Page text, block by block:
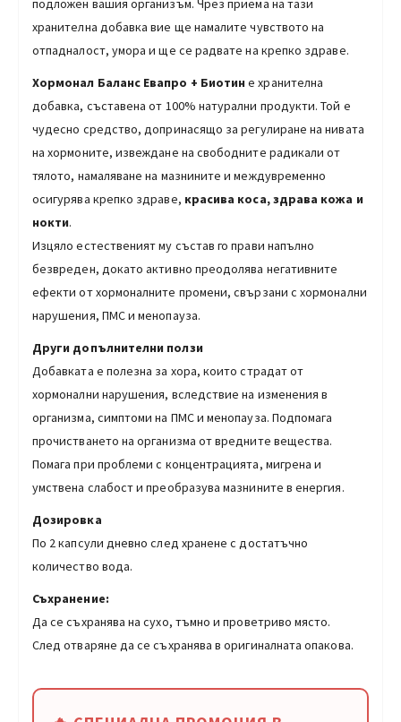
подложен вашия организъм. Чрез приема на тази
хранителна добавка вие ще намалите чувството на
отпадналост, умора и ще се радвате на крепко здраве.
Хормонал Баланс Евапро + Биотин е хранителна
добавка, съставена от 100% натурални продукти. Той е
чудесно средство, допринасящо за регулиране на нивата
на хормоните, извеждане на свободните радикали от
тялото, намаляване на мазнините и междувременно
осигурява крепко здраве, красива коса, здрава кожа и
нокти.
Изцяло естественият му състав го прави напълно
безвреден, докато активно преодолява негативните
ефекти от хормоналните промени, свързани с хормонални
нарушения, ПМС и менопауза.
Други допълнителни ползи
Добавката е полезна за хора, които страдат от
хормонални нарушения, вследствие на изменения в
организма, симптоми на ПМС и менопауза. Подпомага
прочистването на организма от вредните вещества.
Помага при проблеми с концентрацията, мигрена и
умствена слабост и преобразува мазнините в енергия.
Дозировка
По 2 капсули дневно след хранене с достатъчно
количество вода.
Съхранение:
Да се съхранява на сухо, тъмно и проветриво място.
След отваряне да се съхранява в оригиналната опакова.